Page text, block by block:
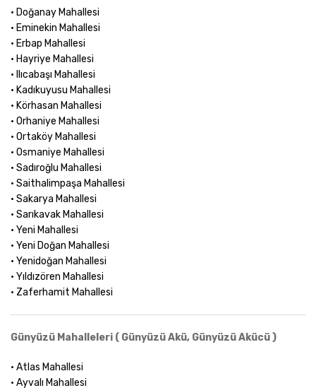
• Doğanay Mahallesi
• Eminekin Mahallesi
• Erbap Mahallesi
• Hayriye Mahallesi
• Ilıcabaşı Mahallesi
• Kadıkuyusu Mahallesi
• Körhasan Mahallesi
• Orhaniye Mahallesi
• Ortaköy Mahallesi
• Osmaniye Mahallesi
• Sadıroğlu Mahallesi
• Saithalimpaşa Mahallesi
• Sakarya Mahallesi
• Sarıkavak Mahallesi
• Yeni Mahallesi
• Yeni Doğan Mahallesi
• Yenidoğan Mahallesi
• Yıldızören Mahallesi
• Zaferhamit Mahallesi
Günyüzü Mahalleleri ( Günyüzü Akü, Günyüzü Akücü )
• Atlas Mahallesi
• Ayvalı Mahallesi